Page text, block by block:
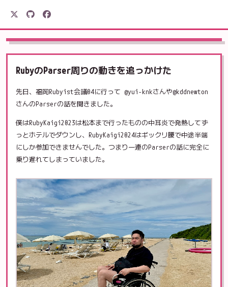
駒形電産
RubyのParser周りの動きを追っかけた
先日、福岡Rubyist会議04に行って @yui-knkさんや@kddnewton
さんのParserの話を聞きました。
僕はRubyKaigi2023は松本まで行ったものの中耳炎で発熱してず
っとホテルでダウンし、RubyKaigi2024はギックリ腰で中途半端
にしか参加できませんでした。つまり一連のParserの話に完全に
乗り遅れてしまっていました。